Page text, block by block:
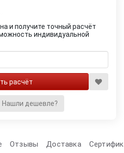
и получите точный расчёт
индивидуальной
Нашли дешевле?
Отзывы Доставка